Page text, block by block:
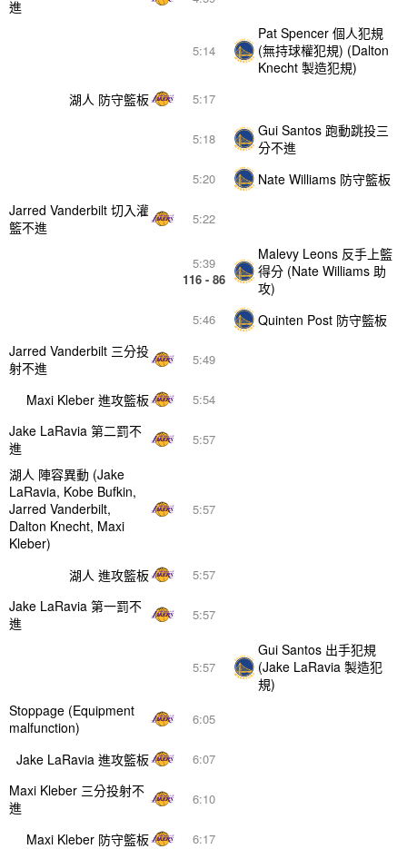
6:17
Maxi Kleber 防守籃板
6:10
Maxi Kleber 三分投射不
進
6:07
Jake LaRavia 進攻籃板
6:05
Stoppage (Equipment
malfunction)
5:57
Gui Santos 出手犯規
(Jake LaRavia 製造犯
規)
5:57
Jake LaRavia 第一罰不
進
5:57
湖人 進攻籃板
5:57
湖人 陣容異動 (Jake
LaRavia, Kobe Bufkin,
Jarred Vanderbilt,
Dalton Knecht, Maxi
Kleber)
5:57
Jake LaRavia 第二罰不
進
5:54
Maxi Kleber 進攻籃板
5:49
Jarred Vanderbilt 三分投
射不進
5:46 Quinten Post 防守籃板
5:39
116 - 86
Malevy Leons 反手上籃
得分 (Nate Williams 助
攻)
5:22
Jarred Vanderbilt 切入灌
籃不進
5:20 Nate Williams 防守籃板
5:18
Gui Santos 跑動跳投三
分不進
5:17
湖人 防守籃板
5:14
Pat Spencer 個人犯規
(無持球權犯規) (Dalton
Knecht 製造犯規)
進